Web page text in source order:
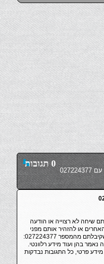
0 תגובות
שיחה לא רצוייה או הודעה
או להזהיר אותם מפני
הונאה. ספרו בקצרה מתחת על השיחה שקיבלתם מהמספר 027224377:
בהן ועוד מידע רלוונטי.
פרטי, כל התגובות נבדקות